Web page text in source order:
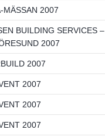
MÄSSAN 2007
BUILDING SERVICES –
2007
2007
2007
2007
2007